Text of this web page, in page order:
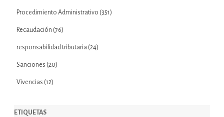
Procedimiento Administrativo (351)
Recaudación (76)
responsabilidad tributaria (24)
Sanciones (20)
Vivencias (12)
ETIQUETAS